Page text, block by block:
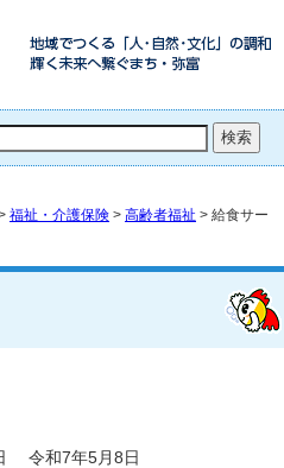
福祉・介護保険 > 高齢者福祉 > 給食サー
令和7年5月8日